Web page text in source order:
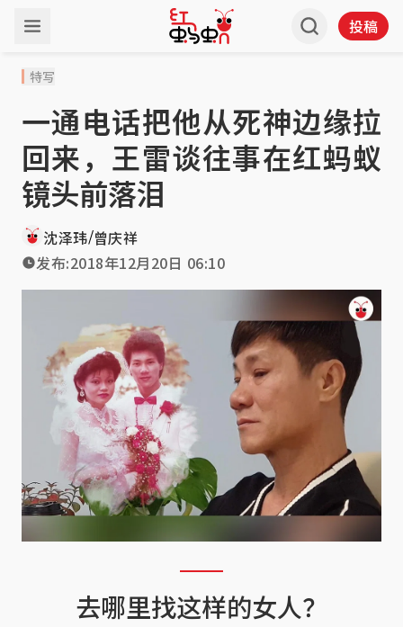
投稿
特写
一通电话把他从死神边缘拉
回来，王雷谈往事在红蚂蚁
镜头前落泪
沈泽玮/曾庆祥
发布:2018年12月20日 06:10
去哪里找这样的女人？